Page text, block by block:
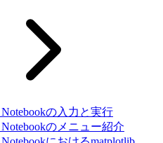
Notebookの入力と実行
Notebookのメニュー紹介